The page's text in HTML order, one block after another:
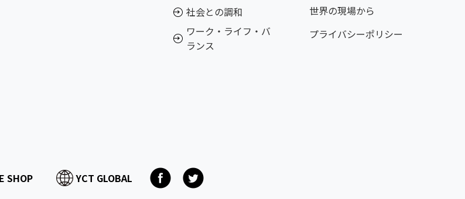
社会との調和
ワーク・ライフ・バ
ランス
世界の現場から
プライバシーポリシー
SHOP YCT GLOBAL